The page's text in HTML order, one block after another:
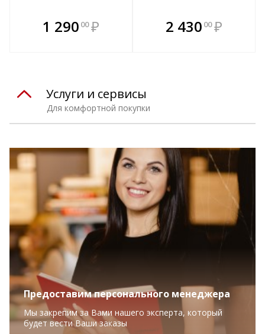
1 290 00 ₽
В комплекте
всегда выгоднее!
В комплекте
всегда выгоднее!
2 430 00 ₽
Для комфортной покупки
Услуги и сервисы
Предоставим персонального менеджера
Мы закрепим за Вами нашего эксперта, который
будет вести Ваши заказы